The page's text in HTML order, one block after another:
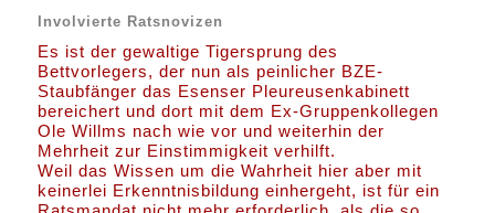
Involvierte Ratsnovizen
Es ist der gewaltige Tigersprung des
Bettvorlegers, der nun als peinlicher BZE-
Staubfänger das Esenser Pleureusenkabinett
bereichert und dort mit dem Ex-Gruppenkollegen
Ole Willms nach wie vor und weiterhin der
Mehrheit zur Einstimmigkeit verhilft.
Weil das Wissen um die Wahrheit hier aber mit
keinerlei Erkenntnisbildung einhergeht, ist für ein